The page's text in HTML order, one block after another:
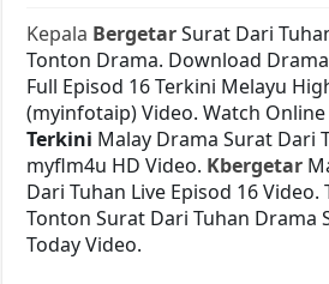
Kepala BergetarSurat Dari
Tonton Drama. Download
Full Episod 16 Terkini Melayu
(myinfotaip) Video. Watch Online
Terkini Malay Drama Surat Dari
myflm4u HD Video. Kbergetar
Dari Tuhan Live Episod 16
Tonton Surat Dari Tuhan Drama
Today Video.